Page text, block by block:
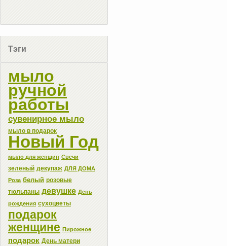
Тэги
мыло
ручной
работы
сувенирное мыло
мыло в подарок
Новый Год
мыло для женщин Свечи
зеленый декупаж ДЛЯ ДОМА
Роза белый розовые
тюльпаны девушке День
рождения сухоцветы
подарок
женщине Пирожное
подарок День матери